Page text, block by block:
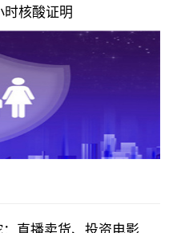
时核酸证明